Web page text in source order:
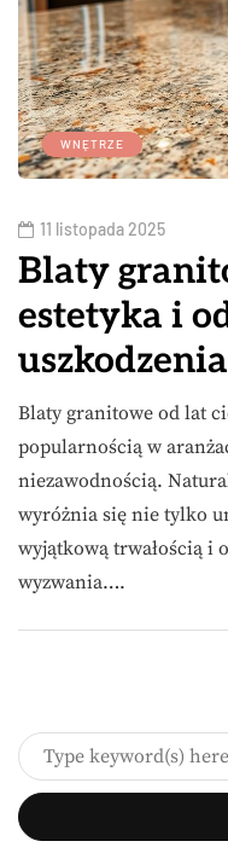
WNĘTRZE
11 listopada 2025
Blaty
estetyka i
uszkodzenia
Blaty granitowe od lat
popularnością w
niezawodnością.
wyróżnia się nie tylko
wyjątkową trwałością i
wyzwania….